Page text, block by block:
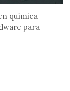
química
para